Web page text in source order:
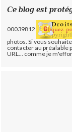
Ce blog est
00039812
photos. Si vous
contacter au préalable
URL... comme je